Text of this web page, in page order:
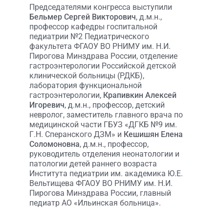
Председателями конгресса выступили
Бельмер Сергей Викторович, д.м.н.,
профессор кафедры госпитальной
педиатрии №2 Педиатрического
факультета ФГАОУ ВО РНИМУ им. Н.И.
Пирогова Минздрава России, отделение
гастроэнтерологии Российской детской
клинической больницы (РДКБ),
лаборатория функциональной
гастроэнтерологии, Крапивкин Алексей
Игоревич, д.м.н., профессор, детский
невролог, заместитель главного врача по
медицинской части ГБУЗ «ДГКБ №9 им.
Г.Н. Сперанского ДЗМ» и Кешишян Елена
Соломоновна, д.м.н., профессор,
руководитель отделения неонатологии и
патологии детей раннего возраста
Института педиатрии им. академика Ю.Е.
Вельтищева ФГАОУ ВО РНИМУ им. Н.И.
Пирогова Минздрава России, главный
педиатр АО «Ильинская больница».